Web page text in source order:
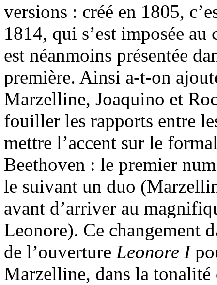
versions : créé en 1805,
1814, qui s’est imposée
est néanmoins présentée
première. Ainsi a-t-on
Marzelline, Joaquino et
fouiller les rapports entre
mettre l’accent sur le
Beethoven : le premier
le suivant un duo
avant d’arriver au
Leonore). Ce changement
de l’ouverture Leonore I
Marzelline, dans la tonalité